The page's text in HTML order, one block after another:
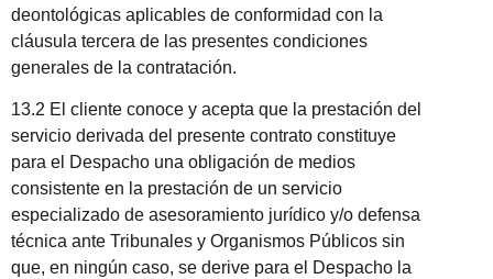
deontológicas aplicables de conformidad con la
cláusula tercera de las presentes condiciones
generales de la contratación.
13.2 El cliente conoce y acepta que la prestación del
servicio derivada del presente contrato constituye
para el Despacho una obligación de medios
consistente en la prestación de un servicio
especializado de asesoramiento jurídico y/o defensa
técnica ante Tribunales y Organismos Públicos sin
que, en ningún caso, se derive para el Despacho la